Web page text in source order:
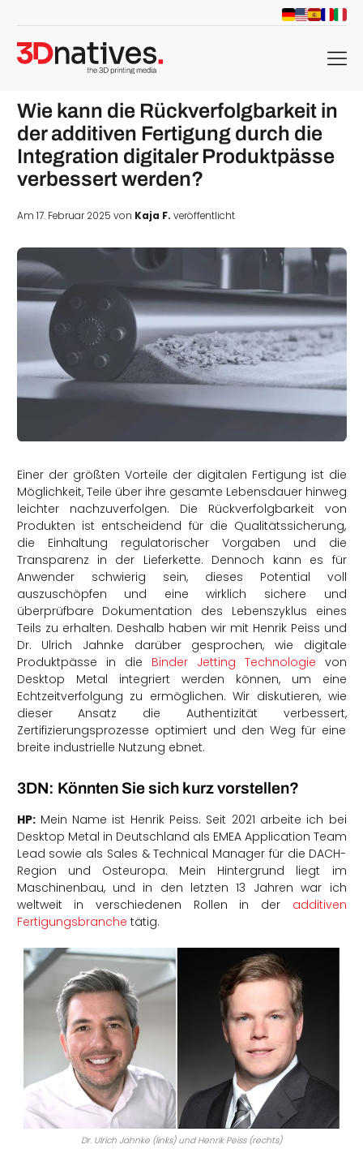
menu
Wie kann die Rückverfolgbarkeit in
der additiven Fertigung durch die
Integration digitaler Produktpässe
verbessert werden?
Am 17. Februar 2025 von Kaja F. veröffentlicht
Einer der größten Vorteile der digitalen Fertigung ist die
Möglichkeit, Teile über ihre gesamte Lebensdauer hinweg
leichter nachzuverfolgen. Die Rückverfolgbarkeit von
Produkten ist entscheidend für die Qualitätssicherung,
die Einhaltung regulatorischer Vorgaben und die
Transparenz in der Lieferkette. Dennoch kann es für
Anwender schwierig sein, dieses Potential voll
auszuschöpfen und eine wirklich sichere und
überprüfbare Dokumentation des Lebenszyklus eines
Teils zu erhalten. Deshalb haben wir mit Henrik Peiss und
Dr. Ulrich Jahnke darüber gesprochen, wie digitale
Produktpässe in die Binder Jetting Technologie von
Desktop Metal integriert werden können, um eine
Echtzeitverfolgung zu ermöglichen. Wir diskutieren, wie
dieser Ansatz die Authentizität verbessert,
Zertifizierungsprozesse optimiert und den Weg für eine
breite industrielle Nutzung ebnet.
3DN: Könnten Sie sich kurz vorstellen?
HP:Mein Name ist Henrik Peiss. Seit 2021 arbeite ich bei
Desktop Metal in Deutschland als EMEA Application Team
Lead sowie als Sales & Technical Manager für die DACH-
Region und Osteuropa. Mein Hintergrund liegt im
Maschinenbau, und in den letzten 13 Jahren war ich
weltweit in verschiedenen Rollen in der additiven
Fertigungsbranche tätig.
Dr. Ulrich Jahnke (links) und Henrik Peiss (rechts)